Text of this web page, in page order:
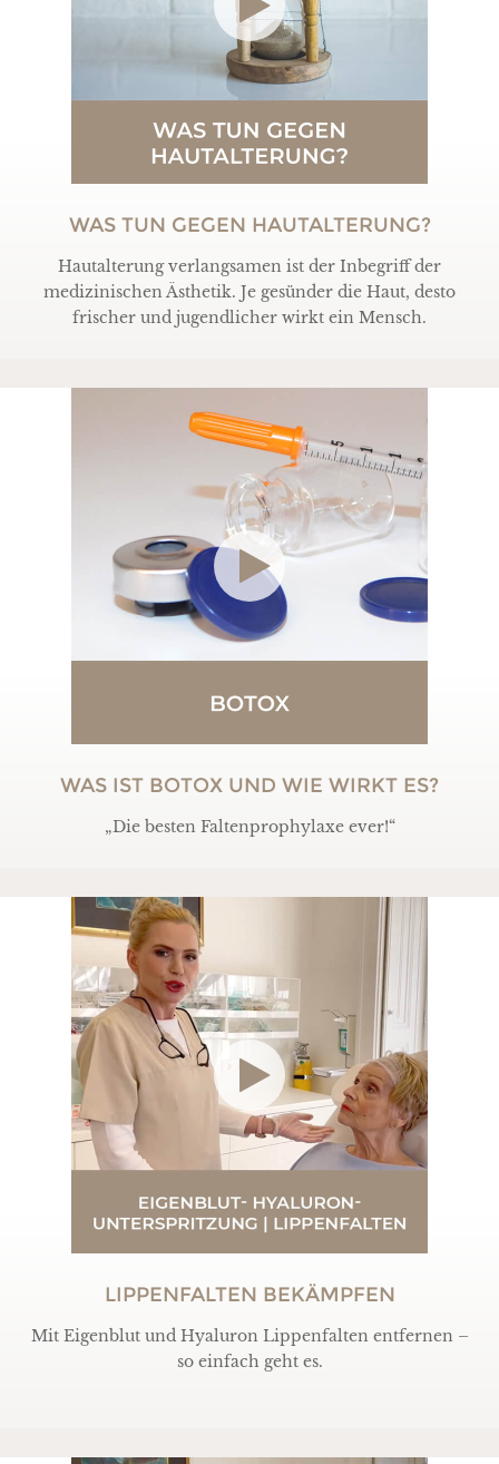
WAS TUN GEGEN HAUTALTERUNG?
Hautalterung verlangsamen ist der Inbegriff der
medizinischen Ästhetik. Je gesünder die Haut, desto
frischer und jugendlicher wirkt ein Mensch.
WAS IST BOTOX UND WIE WIRKT ES?
„Die besten Faltenprophylaxe ever!“
LIPPENFALTEN BEKÄMPFEN
Mit Eigenblut und Hyaluron Lippenfalten entfernen –
so einfach geht es.